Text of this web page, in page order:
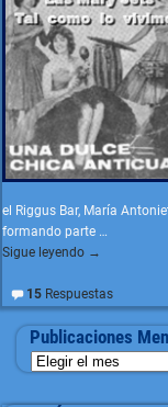
el Riggus Bar, María
formando parte …
Sigue leyendo →
15Respuestas
Publicaciones